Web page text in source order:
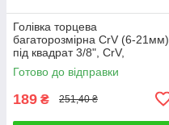
Голівка торцева
багаторозмірна CrV (6-21мм)
під квадрат 3/8", CrV,
хромована// GROSS (13191)
Готово до відправки
189 ₴ 251,40 ₴